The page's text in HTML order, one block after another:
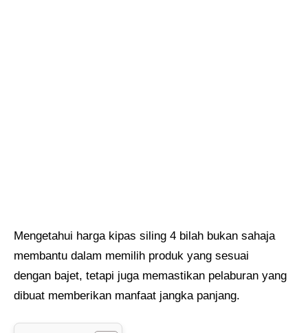
Mengetahui harga kipas siling 4 bilah bukan sahaja
membantu dalam memilih produk yang sesuai
dengan bajet, tetapi juga memastikan pelaburan yang
dibuat memberikan manfaat jangka panjang.